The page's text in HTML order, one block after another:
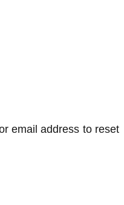
email address to reset